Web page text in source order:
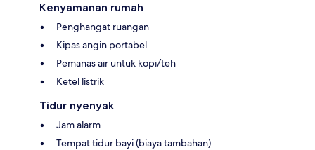
Kenyamanan rumah
Penghangat ruangan
Kipas angin portabel
Pemanas air untuk kopi/teh
Ketel listrik
Tidur nyenyak
Jam alarm
Tempat tidur bayi (biaya tambahan)